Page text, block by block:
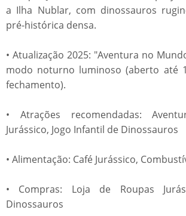
a Ilha Nublar, com dinossauros
pré-histórica densa.
• Atualização 2025: "Aventura no
modo noturno luminoso (aberto até
fechamento).
• Atrações recomendadas:
Jurássico, Jogo Infantil de Dinossauros
• Alimentação: Café Jurássico,
• Compras: Loja de Roupas
Dinossauros